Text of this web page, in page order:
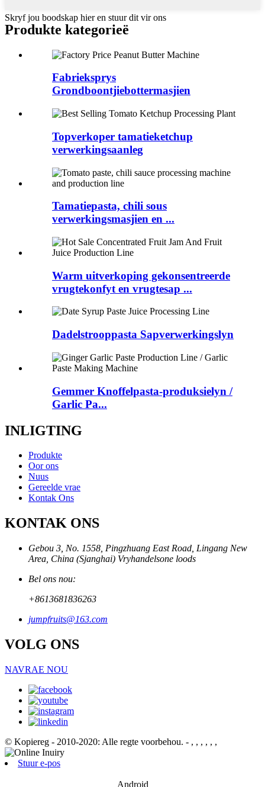
Skryf jou boodskap hier en stuur dit vir ons
Produkte kategorieë
Fabrieksprys
Grondboontjiebottermasjien
Topverkoper tamatieketchup
verwerkingsaanleg
Tamatiepasta, chili sous
verwerkingsmasjien en ...
Warm uitverkoping gekonsentreerde
vrugtekonfyt en vrugtesap ...
Dadelstrooppasta Sapverwerkingslyn
Gemmer Knoffelpasta-produksielyn /
Garlic Pa...
INLIGTING
Produkte
Oor ons
Nuus
Gereelde vrae
Kontak Ons
KONTAK ONS
Gebou 3, No. 1558, Pingzhuang East Road, Lingang New
Area, China (Sjanghai) Vryhandelsone loods
Bel ons nou:
+8613681836263
jumpfruits@163.com
VOLG ONS
NAVRAE NOU
© Kopiereg - 2010-2020: Alle regte voorbehou. - , , , , , ,
Stuur e-pos
Android